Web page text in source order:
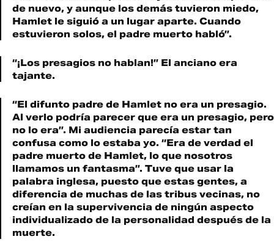
de nuevo, y aunque los demás tuvieron miedo,
Hamlet le siguió a un lugar aparte. Cuando
estuvieron solos, el padre muerto habló”.
“¡Los presagios no hablan!” El anciano era
tajante.
“El difunto padre de Hamlet no era un presagio.
Al verlo podría parecer que era un presagio, pero
no lo era”. Mi audiencia parecía estar tan
confusa como lo estaba yo. “Era de verdad el
padre muerto de Hamlet, lo que nosotros
llamamos un fantasma”. Tuve que usar la
palabra inglesa, puesto que estas gentes, a
diferencia de muchas de las tribus vecinas, no
creían en la supervivencia de ningún aspecto
individualizado de la personalidad después de la
muerte.